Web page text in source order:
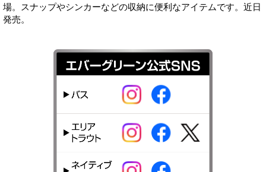
場。スナップやシンカーなどの収納に便利なアイテムです。近日
発売。